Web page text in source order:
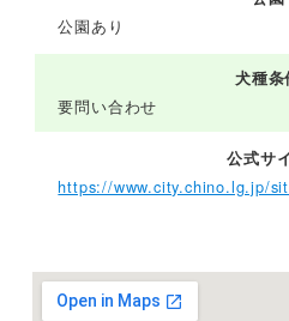
公園あり
犬種条
要問い合わせ
公式サ
https://www.city.chino.lg.jp/